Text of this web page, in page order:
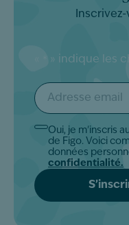
» indique les
Adresse
email
*
Akkoord
Oui, je m'inscris
de Figo. Voici
données
confidentialité.